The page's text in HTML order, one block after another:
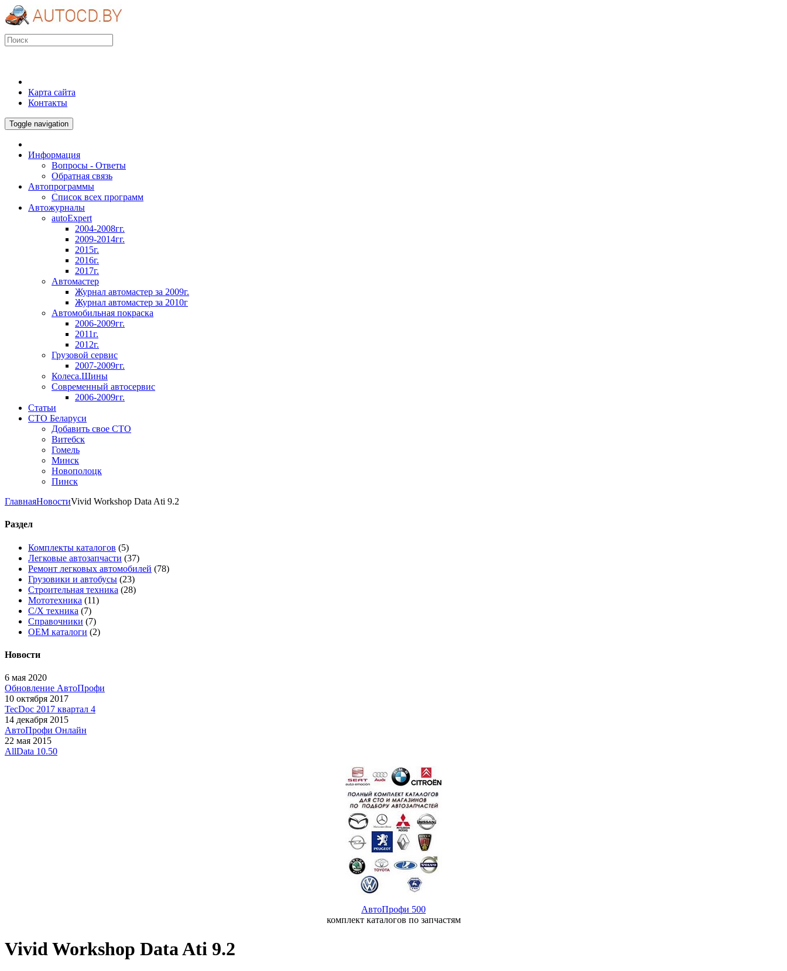
Карта сайта
Контакты
Toggle navigation
Информация
Вопросы - Ответы
Обратная связь
Автопрограммы
Список всех программ
Автожурналы
autoExpert
2004-2008гг.
2009-2014гг.
2015г.
2016г.
2017г.
Автомастер
Журнал автомастер за 2009г.
Журнал автомастер за 2010г
Автомобильная покраска
2006-2009гг.
2011г.
2012г.
Грузовой сервис
2007-2009гг.
Колеса.Шины
Современный автосервис
2006-2009гг.
Статьи
СТО Беларуси
Добавить свое СТО
Витебск
Гомель
Минск
Новополоцк
Пинск
ГлавнаяНовостиVivid Workshop Data Ati 9.2
Раздел
Комплекты каталогов (5)
Легковые автозапчасти (37)
Ремонт легковых автомобилей (78)
Грузовики и автобусы (23)
Строительная техника (28)
Мототехника (11)
С/Х техника (7)
Справочники (7)
OEM каталоги (2)
Новости
6 мая 2020
Обновление АвтоПрофи
10 октября 2017
TecDoc 2017 квартал 4
14 декабря 2015
АвтоПрофи Онлайн
22 мая 2015
AllData 10.50
АвтоПрофи 500
комплект каталогов по запчастям
Vivid Workshop Data Ati 9.2